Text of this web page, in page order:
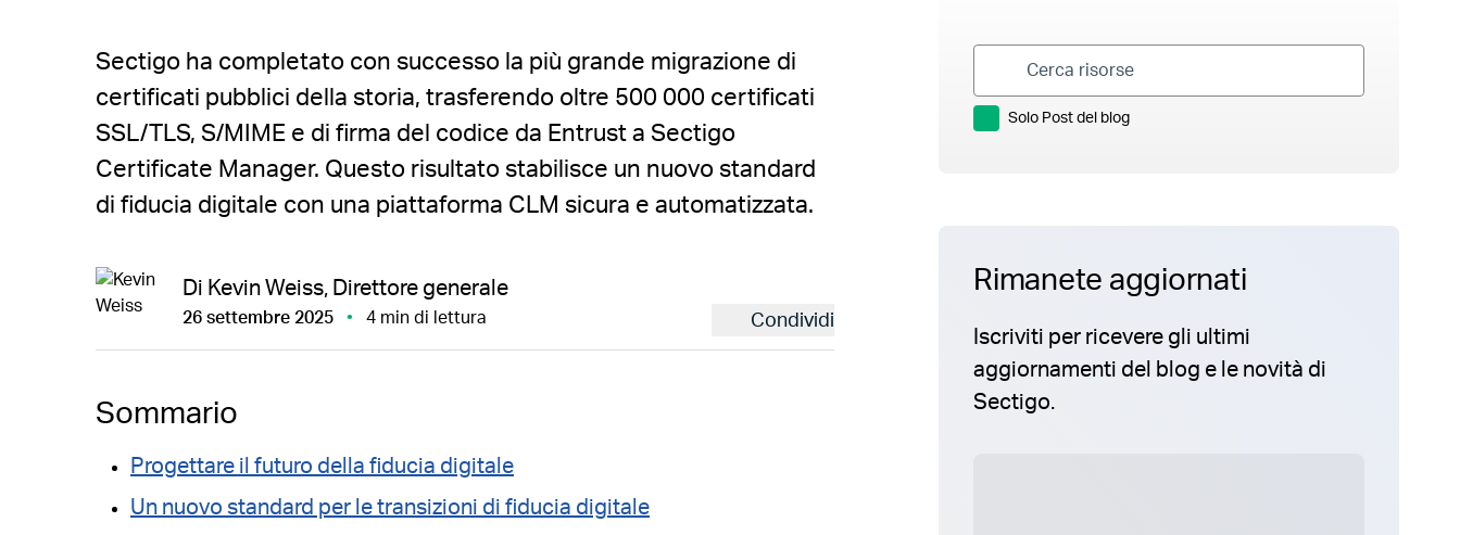
Sectigo ha completato con successo la più grande migrazione di
certificati pubblici della storia, trasferendo oltre 500 000 certificati
SSL/TLS, S/MIME e di firma del codice da Entrust a Sectigo
Certificate Manager. Questo risultato stabilisce un nuovo standard
di fiducia digitale con una piattaforma CLM sicura e automatizzata.
Di Kevin Weiss, Direttore generale
26 settembre 2025 4 min di lettura Condividi
Sommario
Progettare il futuro della fiducia digitale
Un nuovo standard per le transizioni di fiducia digitale
Solo Post del blog
Rimanete aggiornati
Iscriviti per ricevere gli ultimi
aggiornamenti del blog e le novità di
Sectigo.